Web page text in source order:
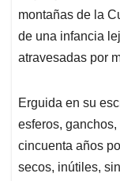
montañas de la
de una infancia
atravesadas por
Erguida en su
esferos,
cincuenta años
secos, inútiles,